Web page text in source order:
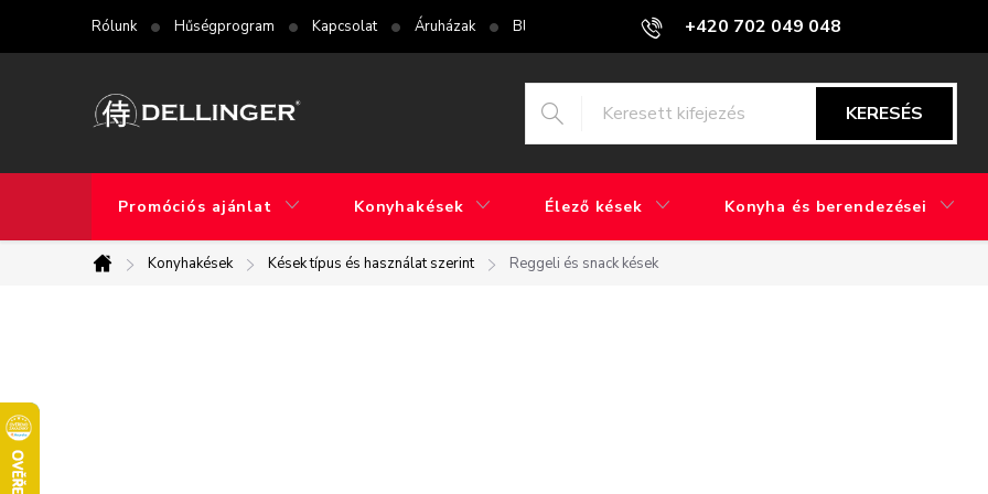
+420 702 049 048
Rólunk Hűségprogram Kapcsolat Áruházak Blog Mi a különbség a gyári csiszolás és a kézi csiszolás között?
KERESÉS
Promóciós ajánlat Konyhakések Élező kések Konyha és berendezései
Kezdőlap
Konyhakések Kések típus és használat szerint Reggeli és snack kések